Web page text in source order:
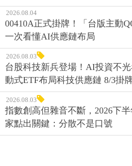
2026.08.04
00410A正式掛牌！「台版主動
一次看懂AI供應鏈布局
2026.08.03
台股科技新兵登場！AI投資不
動式ETF布局科技供應鏈 8/3掛
2026.08.03
指數創高但雜音不斷，2026下
家點出關鍵：分散不是口號